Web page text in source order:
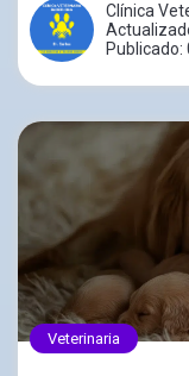
Clínica
Veterinaria